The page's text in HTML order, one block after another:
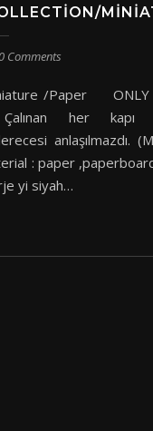
Comments
/Paper ONLY
her kapı
anlaşılmazdı.
: paper
yi siyah…